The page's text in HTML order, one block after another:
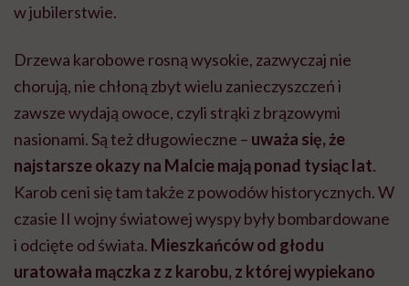
w jubilerstwie.
Drzewa karobowe rosną wysokie, zazwyczaj nie
chorują, nie chłoną zbyt wielu zanieczyszczeń i
zawsze wydają owoce, czyli strąki z brązowymi
nasionami. Są też długowieczne – uważa się, że
najstarsze okazy na Malcie mają ponad tysiąc lat.
Karob ceni się tam także z powodów historycznych. W
czasie II wojny światowej wyspy były bombardowane
i odcięte od świata. Mieszkańców od głodu
uratowała mączka z z karobu, z której wypiekano